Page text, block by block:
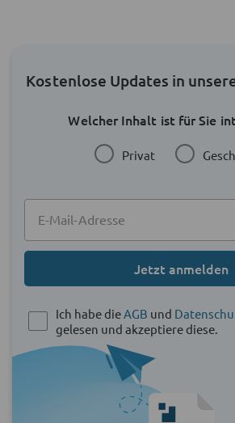
Kostenlose Updates in
Welcher Inhalt ist für Sie
Privat
Jetzt anmelden
Ich habe die AGB und
gelesen und akzeptiere diese.